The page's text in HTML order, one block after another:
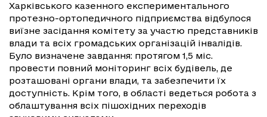
Харківського казенного експериментального
протезно-ортопедичного підприємства відбулося
виїзне засідання комітету за участю представників
влади та всіх громадських організацій інвалідів.
Було визначене завдання: протягом 1,5 міс.
провести повний моніторинг всіх будівель, де
розташовані органи влади, та забезпечити їх
доступність. Крім того, в області ведеться робота з
облаштування всіх пішохідних переходів